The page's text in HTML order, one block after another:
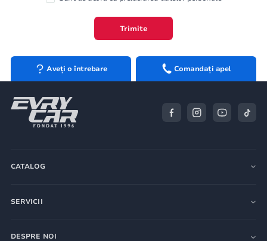
Trimite
Aveți o întrebare Comandați apel
CATALOG
SERVICII
DESPRE NOI